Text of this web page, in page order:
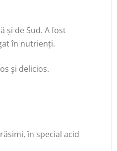
și de Sud. A fost
în nutrienți.
și delicios.
în special acid